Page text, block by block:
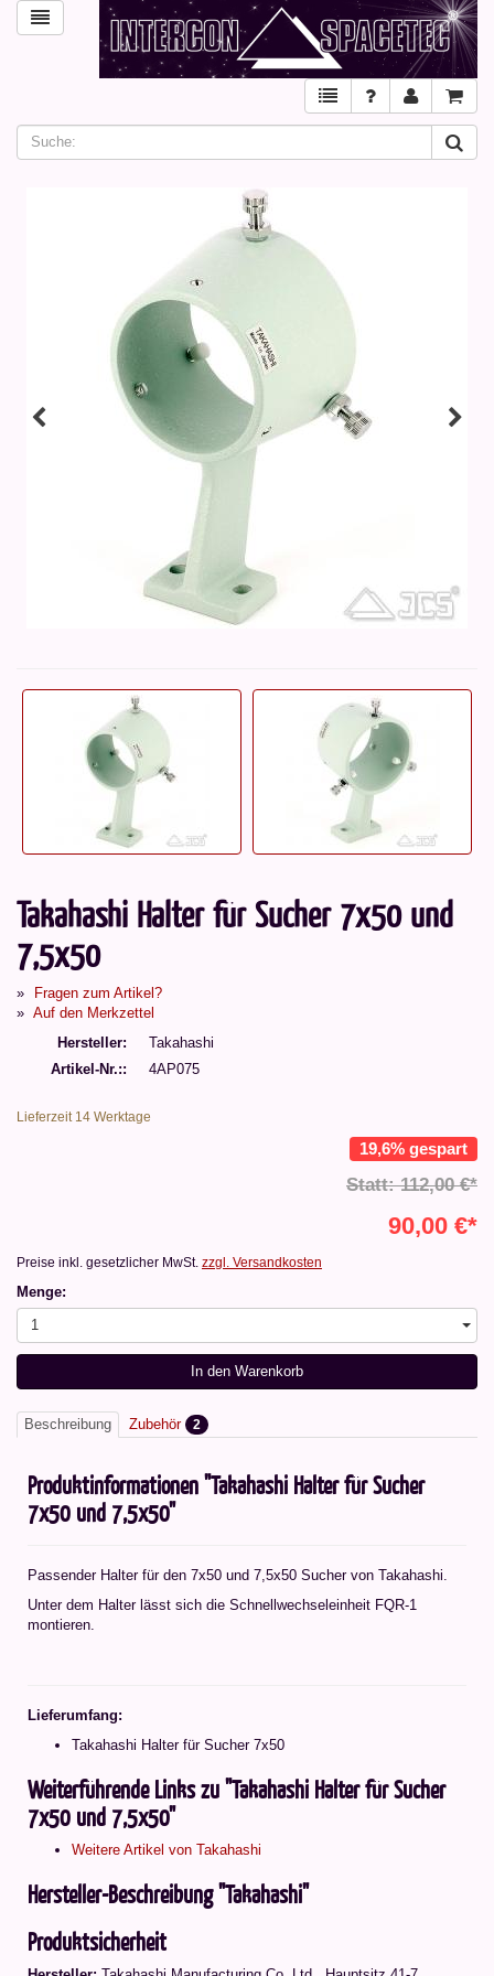
Takahashi Halter für Sucher 7x50 und
7,5x50
Fragen zum Artikel?
Auf den Merkzettel
Hersteller
Takahashi
Artikel-Nr.:
4AP075
Lieferzeit 14 Werktage
19,6% gespart
Statt: 112,00 €*
90,00 €*
Preise inkl. gesetzlicher MwSt. zzgl. Versandkosten
Menge:
1
In den Warenkorb
Beschreibung Zubehör 2
Produktinformationen "Takahashi Halter für Sucher
7x50 und 7,5x50"
Passender Halter für den 7x50 und 7,5x50 Sucher von Takahashi.
Unter dem Halter lässt sich die Schnellwechseleinheit FQR-1
montieren.
Lieferumfang:
Takahashi Halter für Sucher 7x50
Weiterführende Links zu "Takahashi Halter für Sucher
7x50 und 7,5x50"
Weitere Artikel von Takahashi
Hersteller-Beschreibung "Takahashi"
Produktsicherheit